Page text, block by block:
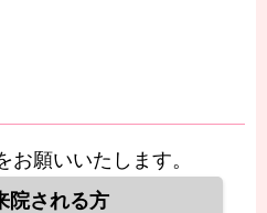
願いいたします。
院される方